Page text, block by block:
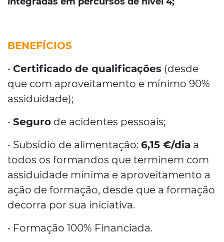
BENEFÍCIOS
• Certificado de qualificações (desde
que com aproveitamento e mínimo 90%
assiduidade);
• Seguro de acidentes pessoais;
• Subsídio de alimentação: 6,15 €/dia a
todos os formandos que terminem com
assiduidade mínima e aproveitamento a
ação de formação, desde que a formação
decorra por sua iniciativa.
• Formação 100% Financiada.